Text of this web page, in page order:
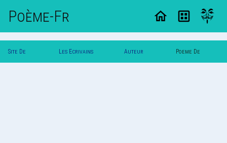
Poème-Fr
Site De Les Ecrivains Auteur Poeme De